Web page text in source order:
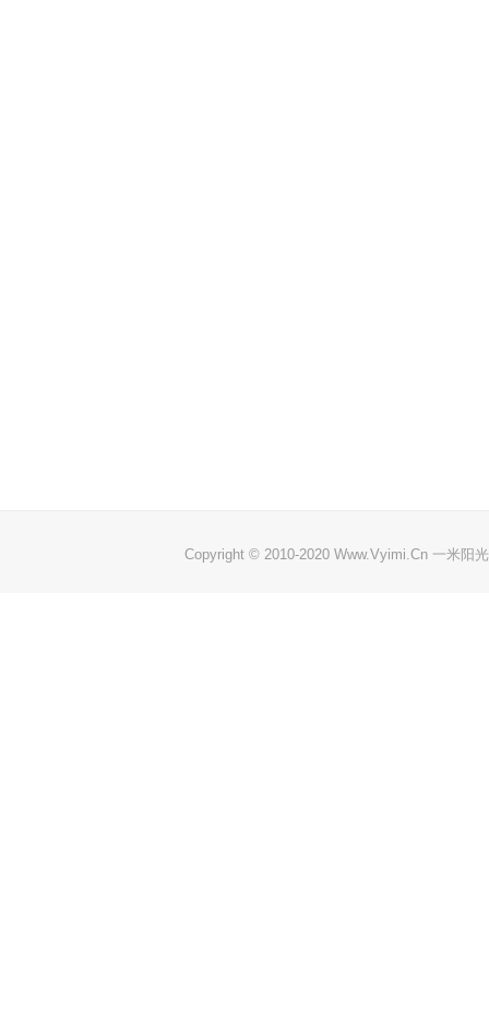
Copyright © 2010-2020 Www.Vyimi.Cn 一米阳